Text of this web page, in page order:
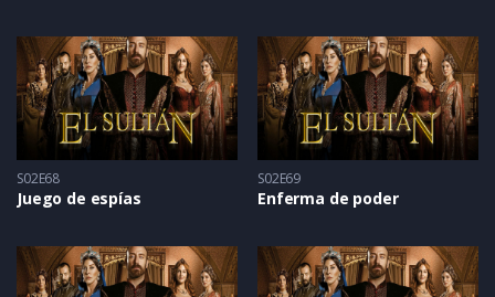
S02E68
Juego de espías
S02E69
Enferma de poder